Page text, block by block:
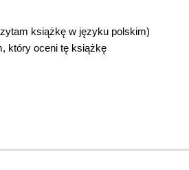
książkę w języku polskim)
który oceni tę książkę